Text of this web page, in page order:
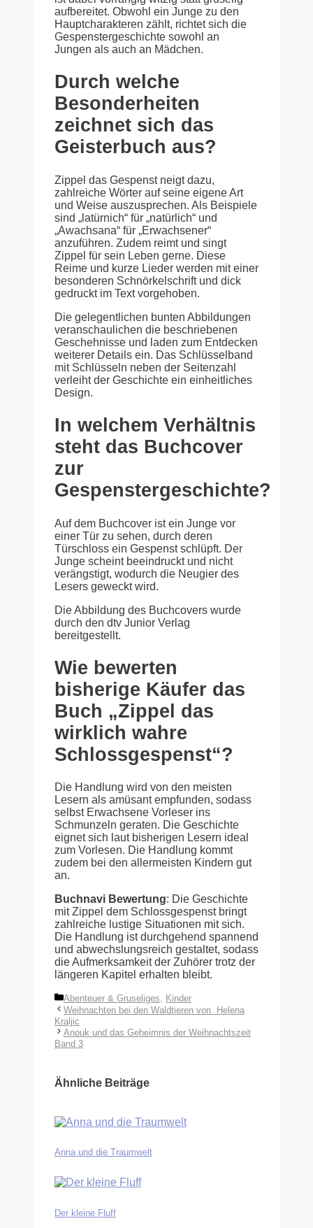
aufbereitet. Obwohl ein Junge zu den
Hauptcharakteren zählt, richtet sich die
Gespenstergeschichte sowohl an
Jungen als auch an Mädchen.
Durch welche
Besonderheiten
zeichnet sich das
Geisterbuch aus?
Zippel das Gespenst neigt dazu,
zahlreiche Wörter auf seine eigene Art
und Weise auszusprechen. Als Beispiele
sind „latürnich“ für „natürlich“ und
„Awachsana“ für „Erwachsener“
anzuführen. Zudem reimt und singt
Zippel für sein Leben gerne. Diese
Reime und kurze Lieder werden mit einer
besonderen Schnörkelschrift und dick
gedruckt im Text vorgehoben.
Die gelegentlichen bunten Abbildungen
veranschaulichen die beschriebenen
Geschehnisse und laden zum Entdecken
weiterer Details ein. Das Schlüsselband
mit Schlüsseln neben der Seitenzahl
verleiht der Geschichte ein einheitliches
Design.
In welchem Verhältnis
steht das Buchcover
zur
Gespenstergeschichte?
Auf dem Buchcover ist ein Junge vor
einer Tür zu sehen, durch deren
Türschloss ein Gespenst schlüpft. Der
Junge scheint beeindruckt und nicht
verängstigt, wodurch die Neugier des
Lesers geweckt wird.
Die Abbildung des Buchcovers wurde
durch den dtv Junior Verlag
bereitgestellt.
Wie bewerten
bisherige Käufer das
Buch „Zippel das
wirklich wahre
Schlossgespenst“?
Die Handlung wird von den meisten
Lesern als amüsant empfunden, sodass
selbst Erwachsene Vorleser ins
Schmunzeln geraten. Die Geschichte
eignet sich laut bisherigen Lesern ideal
zum Vorlesen. Die Handlung kommt
zudem bei den allermeisten Kindern gut
an.
Buchnavi Bewertung: Die Geschichte
mit Zippel dem Schlossgespenst bringt
zahlreiche lustige Situationen mit sich.
Die Handlung ist durchgehend spannend
und abwechslungsreich gestaltet, sodass
die Aufmerksamkeit der Zuhörer trotz der
längeren Kapitel erhalten bleibt.
Kategorien
Abenteuer & Gruseliges, Kinder
Weihnachten bei den Waldtieren von Helena
Kraljic
Anouk und das Geheimnis der Weihnachtszeit
Band 3
Ähnliche Beiträge
Anna und die Traumwelt
Der kleine Fluff